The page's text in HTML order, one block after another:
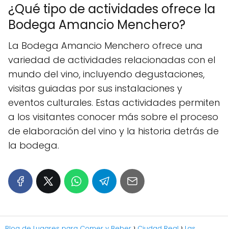
¿Qué tipo de actividades ofrece la
Bodega Amancio Menchero?
La Bodega Amancio Menchero ofrece una
variedad de actividades relacionadas con el
mundo del vino, incluyendo degustaciones,
visitas guiadas por sus instalaciones y
eventos culturales. Estas actividades permiten
a los visitantes conocer más sobre el proceso
de elaboración del vino y la historia detrás de
la bodega.